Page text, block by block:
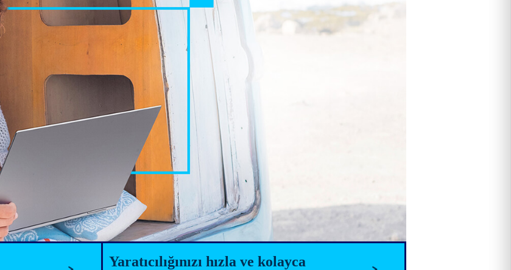
Yaratıcılığınızı hızla ve kolayca